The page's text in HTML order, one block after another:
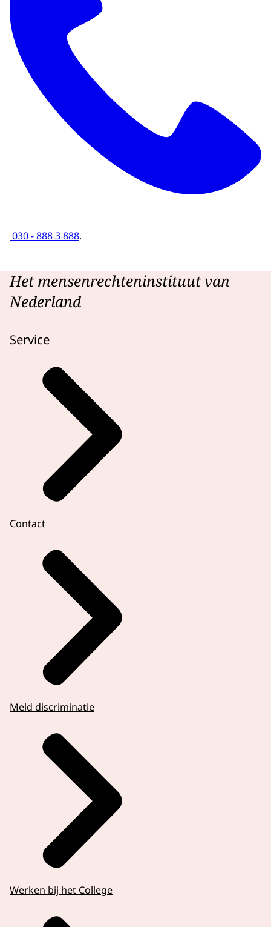
030 - 888 3 888.
Het mensenrechteninstituut van
Nederland
Service
Contact
Meld discriminatie
Werken bij het College